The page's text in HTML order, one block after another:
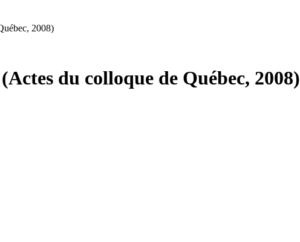
2008)
du colloque de Québec, 2008)